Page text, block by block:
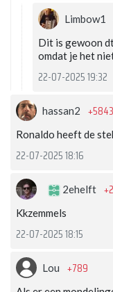
Limbow1
Dit is gewoon
omdat je het
22-07-2025 19:32
hassan2
Ronaldo heeft de
22-07-2025 18:16
2ehelft
Kkzemmels
22-07-2025 18:15
Lou +789